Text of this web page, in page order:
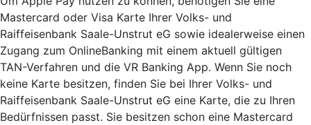
Mastercard oder Visa Karte Ihrer Volks- und
Raiffeisenbank Saale-Unstrut eG sowie idealerweise einen
Zugang zum OnlineBanking mit einem aktuell gültigen
TAN-Verfahren und die VR Banking App. Wenn Sie noch
keine Karte besitzen, finden Sie bei Ihrer Volks- und
Raiffeisenbank Saale-Unstrut eG eine Karte, die zu Ihren
Bedürfnissen passt. Sie besitzen schon eine Mastercard